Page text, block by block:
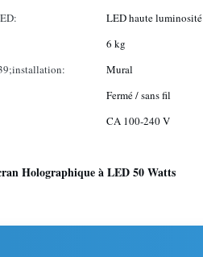
LED haute luminosité
6 kg
Mural
Fermé / sans fil
CA 100-240 V
Holographique à LED 50 Watts